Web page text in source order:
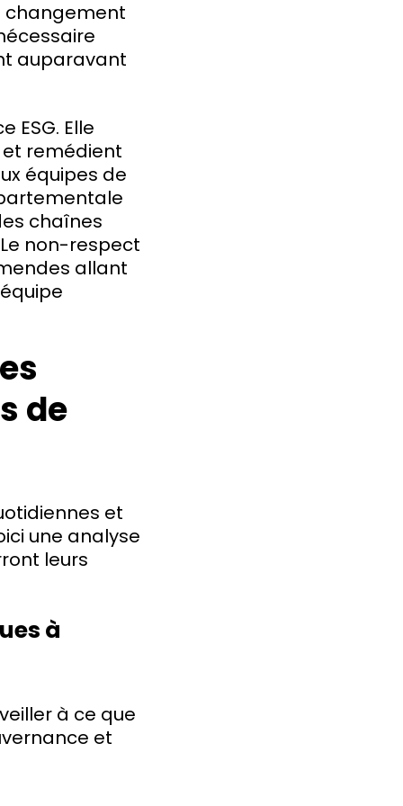
changement
auparavant
Elle
remédient
équipes de
chaînes
non-respect
allant
de
et
une analyse
leurs
à
à ce que
et